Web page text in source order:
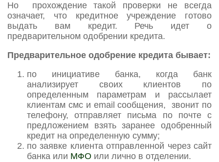
Но прохождение такой проверки не всегда
означает, что кредитное учреждение готово
выдать вам кредит. Речь идет о
предварительном одобрении кредита.
Предварительное одобрение кредита бывает:
по инициативе банка, когда банк
анализирует своих клиентов по
определенным параметрам и рассылает
клиентам смс и email сообщения, звонит по
телефону, отправляет письма по почте с
предложением взять заранее одобренный
кредит на определенную сумму;
по заявке клиента отправленной через сайт
банка или МФО или лично в отделении.